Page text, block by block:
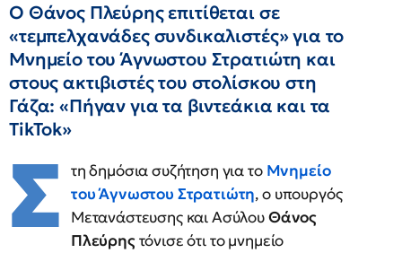
Ο Θάνος Πλεύρης επιτίθεται σε
«τεμπελχανάδες συνδικαλιστές» για το
Μνημείο του Άγνωστου Στρατιώτη και
στους ακτιβιστές του στολίσκου στη
Γάζα: «Πήγαν για τα βιντεάκια και τα
TikTok»
Σ τη δημόσια συζήτηση για το Μνημείο
του Άγνωστου Στρατιώτη, ο υπουργός
Μετανάστευσης και ΑσύλουΘάνος
Πλεύρηςτόνισε ότι το μνημείο